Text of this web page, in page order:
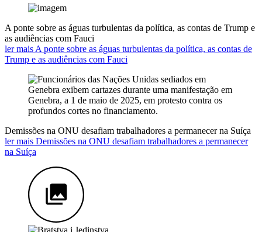
A ponte sobre as águas turbulentas da política, as contas de Trump e
as audiências com Fauci
ler mais A ponte sobre as águas turbulentas da política, as contas de
Trump e as audiências com Fauci
Demissões na ONU desafiam trabalhadores a permanecer na Suíça
ler mais Demissões na ONU desafiam trabalhadores a permanecer
na Suíça